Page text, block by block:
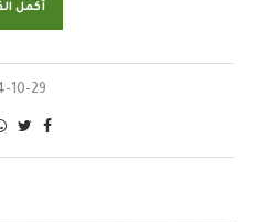
أكمل
10-29